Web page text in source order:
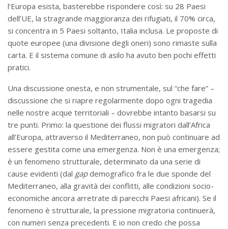
l’Europa esista, basterebbe rispondere così: su 28 Paesi
dell’UE, la stragrande maggioranza dei rifugiati, il 70% circa,
si concentra in 5 Paesi soltanto, Italia inclusa. Le proposte di
quote europee (una divisione degli oneri) sono rimaste sulla
carta. E il sistema comune di asilo ha avuto ben pochi effetti
pratici.
Una discussione onesta, e non strumentale, sul “che fare” –
discussione che si riapre regolarmente dopo ogni tragedia
nelle nostre acque territoriali – dovrebbe intanto basarsi su
tre punti. Primo: la questione dei flussi migratori dall’Africa
all’Europa, attraverso il Mediterraneo, non può continuare ad
essere gestita come una emergenza. Non è una emergenza;
è un fenomeno strutturale, determinato da una serie di
cause evidenti (dal gapdemografico fra le due sponde del
Mediterraneo, alla gravità dei conflitti, alle condizioni socio-
economiche ancora arretrate di parecchi Paesi africani). Se il
fenomeno è strutturale, la pressione migratoria continuerà,
con numeri senza precedenti. E io non credo che possa